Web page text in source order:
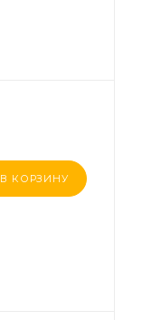
В КОРЗИНУ